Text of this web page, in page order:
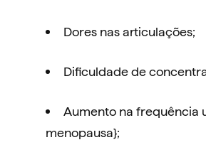
Dores nas articulações;
Dificuldade de
Aumento na frequência
menopausa};